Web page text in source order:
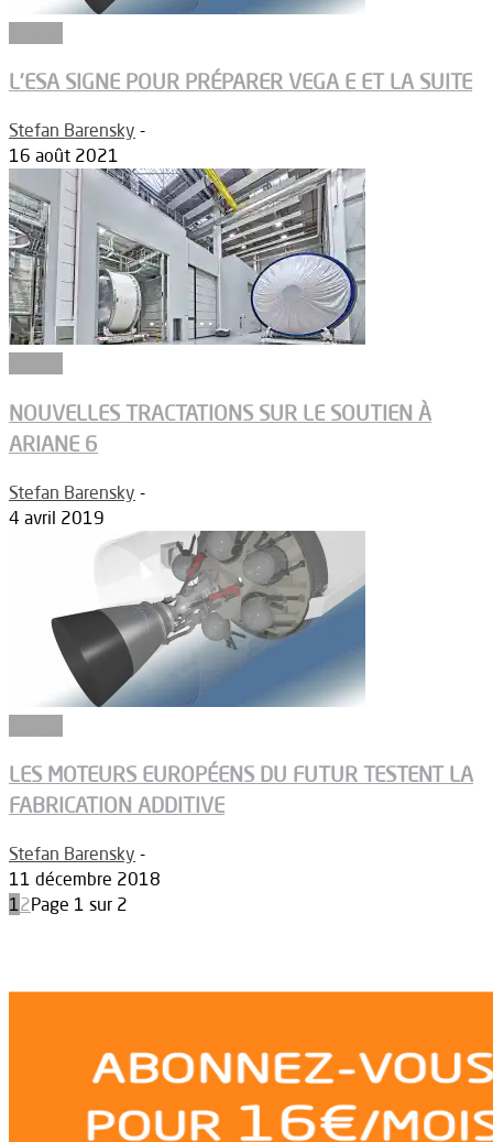
L’ESA SIGNE POUR PRÉPARER VEGA E ET LA SUITE
Stefan Barensky -
16 août 2021
NOUVELLES TRACTATIONS SUR LE SOUTIEN À
ARIANE 6
Stefan Barensky -
4 avril 2019
LES MOTEURS EUROPÉENS DU FUTUR TESTENT LA
FABRICATION ADDITIVE
Stefan Barensky -
11 décembre 2018
12Page 1 sur 2